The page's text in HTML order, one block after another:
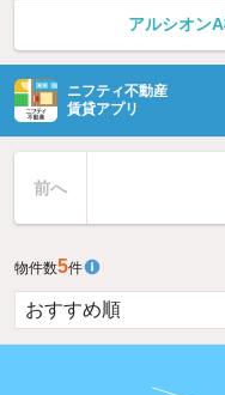
アルシオン
ニフティ不動産
賃貸アプリ
前へ
物件数5件